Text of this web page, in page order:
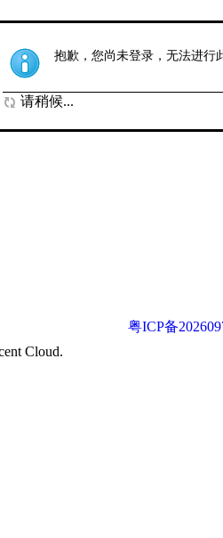
抱歉，您尚未登录，无法进行
请稍候...
粤ICP备
Cloud.